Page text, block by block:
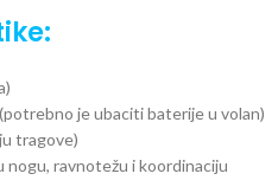
je ubaciti baterije u volan)
tragove)
nogu, ravnotežu i koordinaciju